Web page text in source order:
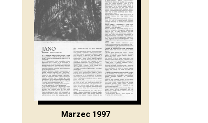
Marzec 1997